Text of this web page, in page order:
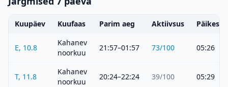
Kuupäev Kuufaas Parim aeg Aktiivsus
E, 10.8
Kahanev
noorkuu
21:57–01:57 73/100 05:26
T, 11.8
Kahanev
noorkuu
20:24–22:24 39/100 05:29